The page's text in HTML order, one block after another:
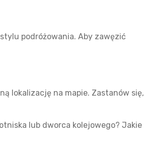
podróżowania. Aby zawęzić
lokalizację na mapie. Zastanów się,
lub dworca kolejowego? Jakie